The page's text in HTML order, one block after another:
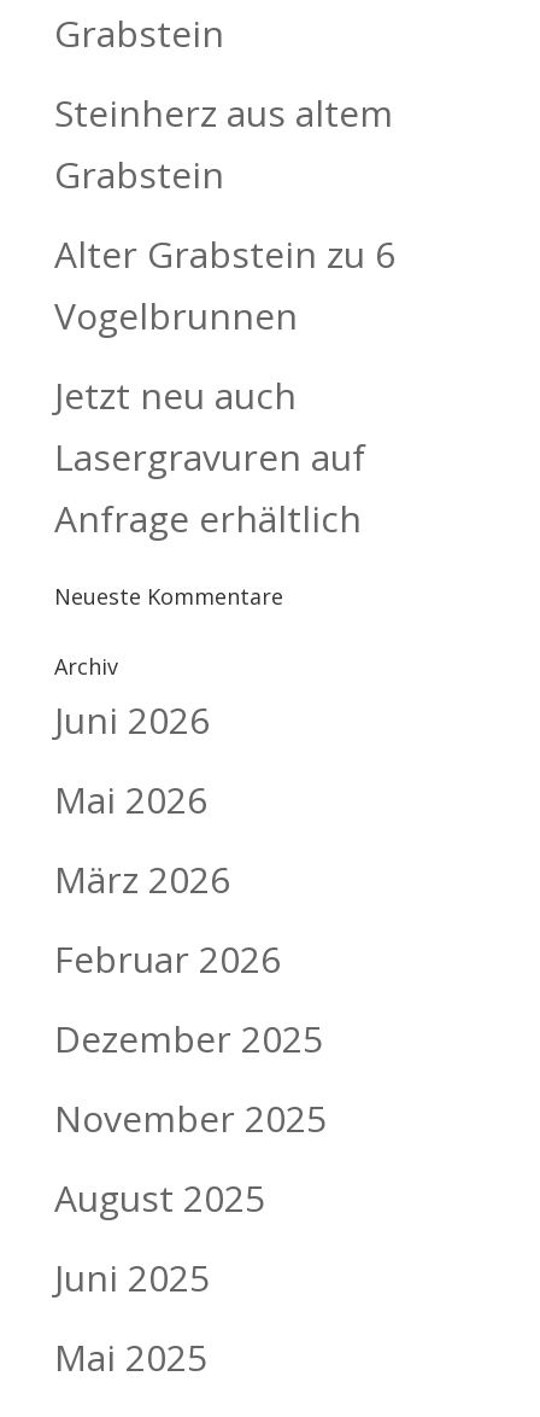
Grabstein
Steinherz aus altem
Grabstein
Alter Grabstein zu 6
Vogelbrunnen
Jetzt neu auch
Lasergravuren auf
Anfrage erhältlich
Neueste Kommentare
Archiv
Juni 2026
Mai 2026
März 2026
Februar 2026
Dezember 2025
November 2025
August 2025
Juni 2025
Mai 2025